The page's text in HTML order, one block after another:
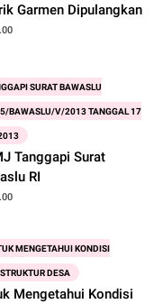
Garmen Dipulangkan
SURAT BAWASLU
BAWASLU/V/2013 TANGGAL 17
Tanggapi Surat
Bawaslu RI
MENGETAHUI KONDISI
DESA
Mengetahui Kondisi